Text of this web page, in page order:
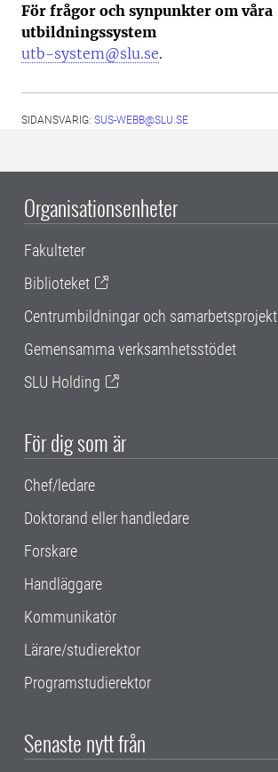
För frågor och synpunkter om våra
utbildningssystem
utb-system@slu.se.
SIDANSVARIG: SUS-WEBB@SLU.SE
Organisationsenheter
Fakulteter
Biblioteket
Centrumbildningar och samarbetsprojekt
Gemensamma verksamhetsstödet
SLU Holding
För dig som är
Chef/ledare
Doktorand eller handledare
Forskare
Handläggare
Kommunikatör
Lärare/studierektor
Programstudierektor
Senaste nytt från